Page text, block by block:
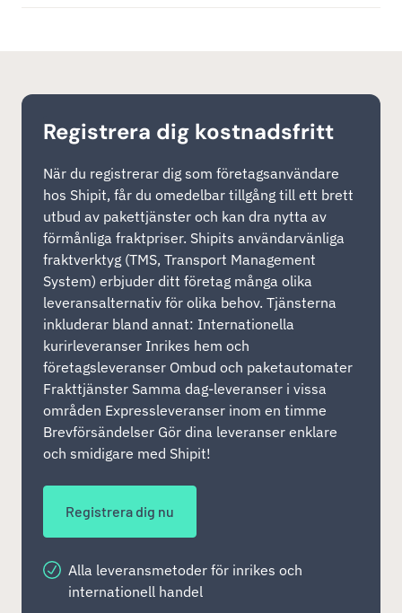
Registrera dig kostnadsfritt
När du registrerar dig som företagsanvändare
hos Shipit, får du omedelbar tillgång till ett brett
utbud av pakettjänster och kan dra nytta av
förmånliga fraktpriser. Shipits användarvänliga
fraktverktyg (TMS, Transport Management
System) erbjuder ditt företag många olika
leveransalternativ för olika behov. Tjänsterna
inkluderar bland annat: Internationella
kurirleveranser Inrikes hem och
företagsleveranser Ombud och paketautomater
Frakttjänster Samma dag-leveranser i vissa
områden Expressleveranser inom en timme
Brevförsändelser Gör dina leveranser enklare
och smidigare med Shipit!
Registrera dig nu
Alla leveransmetoder för inrikes och
internationell handel